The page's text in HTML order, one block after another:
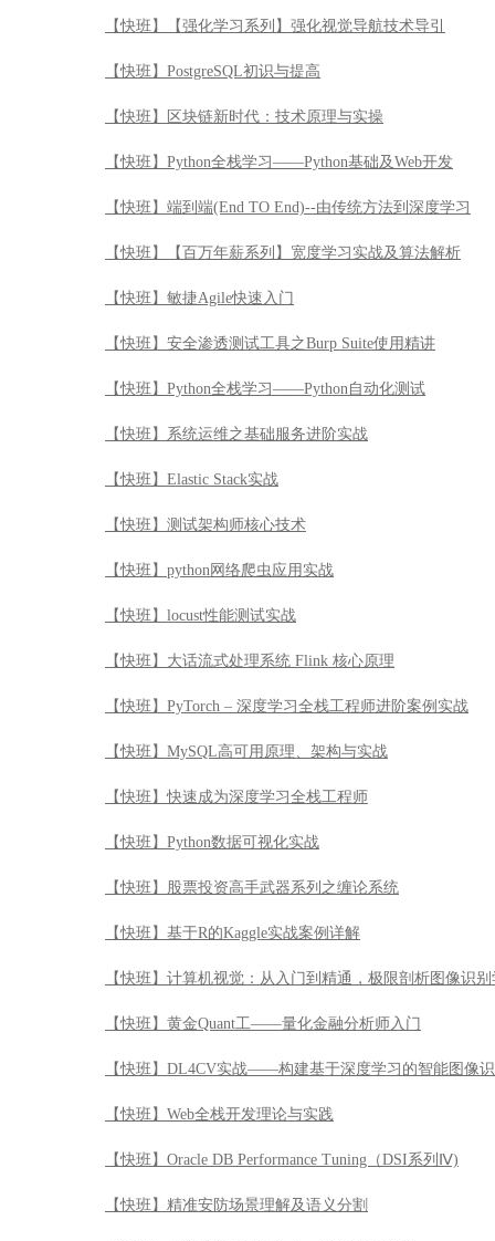
【快班】【强化学习系列】强化视觉导航技术导引
【快班】PostgreSQL初识与提高
【快班】区块链新时代：技术原理与实操
【快班】Python全栈学习——Python基础及Web开发
【快班】端到端(End TO End)--由传统方法到深度学习
【快班】【百万年薪系列】宽度学习实战及算法解析
【快班】敏捷Agile快速入门
【快班】安全渗透测试工具之Burp Suite使用精讲
【快班】Python全栈学习——Python自动化测试
【快班】系统运维之基础服务进阶实战
【快班】Elastic Stack实战
【快班】测试架构师核心技术
【快班】python网络爬虫应用实战
【快班】locust性能测试实战
【快班】大话流式处理系统 Flink 核心原理
【快班】PyTorch – 深度学习全栈工程师进阶案例实战
【快班】MySQL高可用原理、架构与实战
【快班】快速成为深度学习全栈工程师
【快班】Python数据可视化实战
【快班】股票投资高手武器系列之缠论系统
【快班】基于R的Kaggle实战案例详解
【快班】计算机视觉：从入门到精通，极限剖析图像识
【快班】黄金Quant工——量化金融分析师入门
【快班】DL4CV实战——构建基于深度学习的智能图像
【快班】Web全栈开发理论与实践
【快班】Oracle DB Performance Tuning（DSI系列Ⅳ)
【快班】精准安防场景理解及语义分割